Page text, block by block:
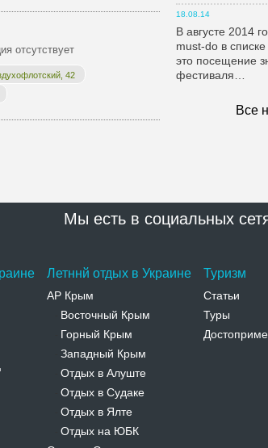
отсутствует
42
18.08.14
В августе 2014
must-do в
это посещение
фестиваля…
Все
Мы есть в социальных
Летннй отдых в Украине
АР Крым
Восточный Крым
Горный Крым
Западный Крым
Отдых в Алуште
Отдых в Судаке
Отдых в Ялте
Отдых на ЮБК
Туризм
Статьи
Туры